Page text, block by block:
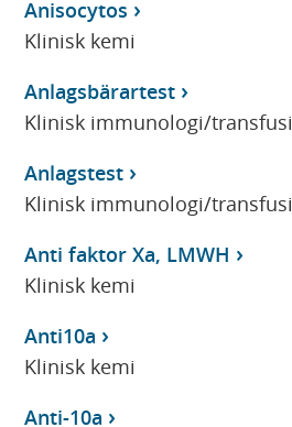
Anisocytos
Klinisk kemi
Anlagsbärartest
Klinisk immunologi/
Anlagstest
Klinisk immunologi/
Anti faktor Xa, LMWH
Klinisk kemi
Anti10a
Klinisk kemi
Anti-10a